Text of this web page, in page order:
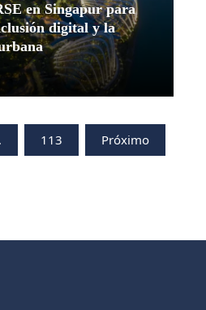
en Singapur para
digital y la
113 Próximo